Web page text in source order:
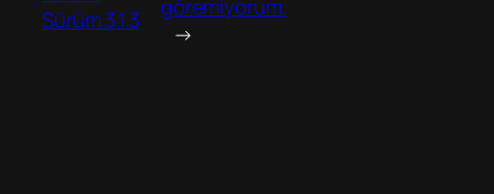
Sürüm 3.1.3
göremiyorum.
→